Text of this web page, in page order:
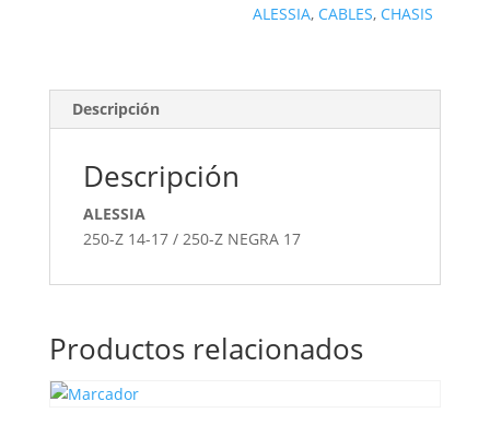
ALESSIA, CABLES, CHASIS
Descripción
Descripción
ALESSIA
250-Z 14-17 / 250-Z NEGRA 17
Productos relacionados